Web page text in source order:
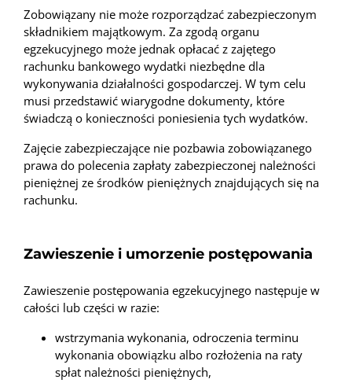
Zobowiązany nie może rozporządzać zabezpieczonym
składnikiem majątkowym. Za zgodą organu
egzekucyjnego może jednak opłacać z zajętego
rachunku bankowego wydatki niezbędne dla
wykonywania działalności gospodarczej. W tym celu
musi przedstawić wiarygodne dokumenty, które
świadczą o konieczności poniesienia tych wydatków.
Zajęcie zabezpieczające nie pozbawia zobowiązanego
prawa do polecenia zapłaty zabezpieczonej należności
pieniężnej ze środków pieniężnych znajdujących się na
rachunku.
Zawieszenie i umorzenie postępowania
Zawieszenie postępowania egzekucyjnego następuje w
całości lub części w razie:
wstrzymania wykonania, odroczenia terminu
wykonania obowiązku albo rozłożenia na raty
spłat należności pieniężnych,